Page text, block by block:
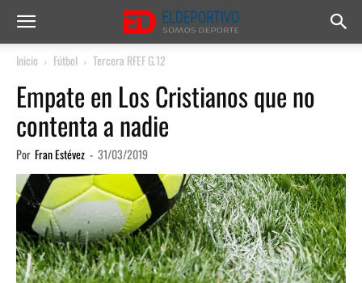
Inicio Fútbol Tercera RFEF G.12
Empate en Los Cristianos que no
contenta a nadie
Por Fran Estévez - 31/03/2019